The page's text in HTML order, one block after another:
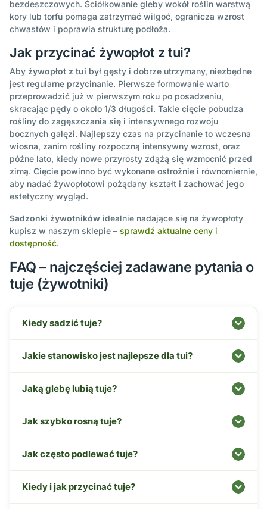
bezdeszczowych. Ściółkowanie gleby wokół roślin warstwą
kory lub torfu pomaga zatrzymać wilgoć, ogranicza wzrost
chwastów i poprawia strukturę podłoża.
Jak przycinać żywopłot z tui?
Aby żywopłot z tui był gęsty i dobrze utrzymany, niezbędne
jest regularne przycinanie. Pierwsze formowanie warto
przeprowadzić już w pierwszym roku po posadzeniu,
skracając pędy o około 1/3 długości. Takie cięcie pobudza
rośliny do zagęszczania się i intensywnego rozwoju
bocznych gałęzi. Najlepszy czas na przycinanie to wczesna
wiosna, zanim rośliny rozpoczną intensywny wzrost, oraz
późne lato, kiedy nowe przyrosty zdążą się wzmocnić przed
zimą. Cięcie powinno być wykonane ostrożnie i równomiernie,
aby nadać żywopłotowi pożądany kształt i zachować jego
estetyczny wygląd.
Sadzonki żywotników idealnie nadające się na żywopłoty
kupisz w naszym sklepie – sprawdź aktualne ceny i
dostępność.
FAQ – najczęściej zadawane pytania o
tuje (żywotniki)
Kiedy sadzić tuje?
Jakie stanowisko jest najlepsze dla tui?
Jaką glebę lubią tuje?
Jak szybko rosną tuje?
Jak często podlewać tuje?
Kiedy i jak przycinać tuje?